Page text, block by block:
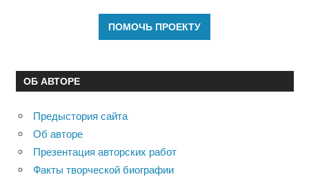
ОБ АВТОРЕ
Предыстория сайта
Об авторе
Презентация авторских работ
Факты творческой биографии